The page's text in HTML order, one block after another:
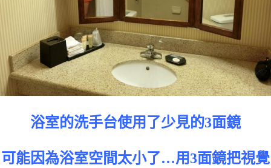
浴室的洗手台使用了少見的3面鏡
可能因為浴室空間太小了…用3面鏡把視覺